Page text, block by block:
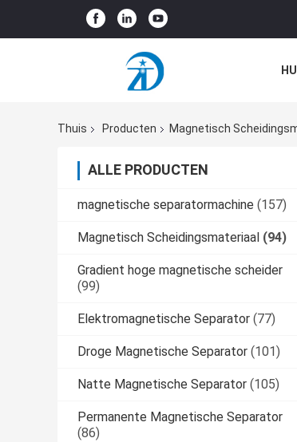
Thuis
Producten Magnetisch
ALLE PRODUCTEN
magnetische separatormachine (157)
Magnetisch Scheidingsmateriaal (94)
Gradient hoge magnetische scheider
(99)
Elektromagnetische Separator (77)
Droge Magnetische Separator (101)
Natte Magnetische Separator (105)
Permanente Magnetische Separator
(86)